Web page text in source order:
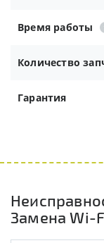
Время работы
Количество
Гарантия
Замена Wi-